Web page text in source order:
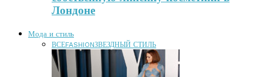
Лондоне
Мода и стиль
ВСЕFASHIONЗВЕЗДНЫЙ СТИЛЬ